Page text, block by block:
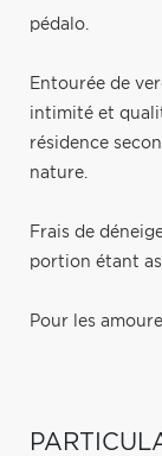
pédalo.
Entourée de
intimité et
résidence
nature.
Frais de
portion étant
Pour les